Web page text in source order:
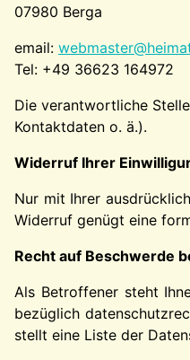
07980 Berga
email:
Tel: +49 36623 164972
Die verantwortliche
Kontaktdaten o. ä.).
Widerruf Ihrer
Nur mit Ihrer
Widerruf genügt eine
Recht auf Beschwerde
Als Betroffener steht
bezüglich
stellt eine Liste der